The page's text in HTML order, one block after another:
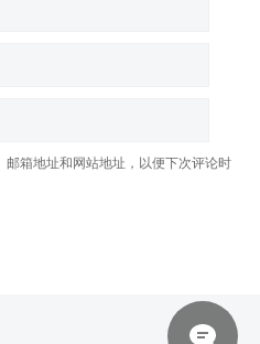
箱地址和网站地址，以便下次评论时